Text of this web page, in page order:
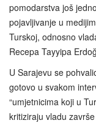
pomodarstva još
pojavljivanje u
Turskoj, odnosno
Recepa Tayyipa
U Sarajevu se
gotovo u svakom
“umjetnicima koji u
kritiziraju vladu